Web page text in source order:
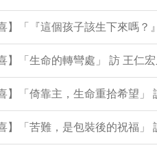
】「『這個孩子該生下來嗎？
】「生命的轉彎處」 訪 王仁
】「倚靠主，生命重拾希望」
】「苦難，是包裝後的祝福」